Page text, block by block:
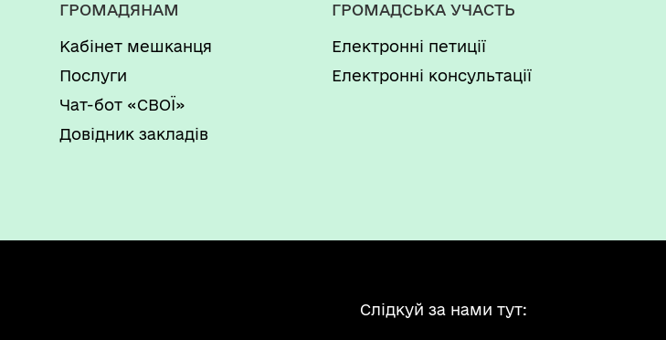
ГРОМАДЯНАМ
Кабінет мешканця
Послуги
Чат-бот «СВОЇ»
Довідник закладів
ГРОМАДСЬКА УЧАСТЬ
Електронні петиції
Електронні консультації
Слідкуй за нами тут: